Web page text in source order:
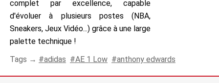
complet par excellence, capable
d'évoluer à plusieurs postes (NBA,
Sneakers, Jeux Vidéo...) grâce à une large
palette technique !
Tags →
adidas AE 1 Low anthony edwards